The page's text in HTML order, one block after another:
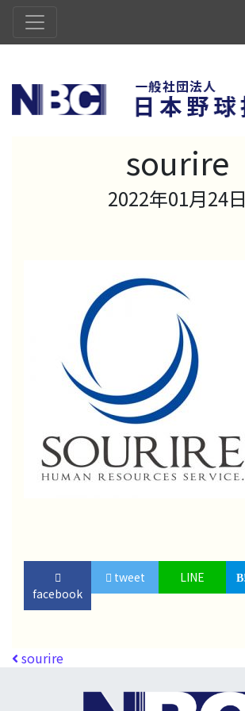
sourire
2022年01月24日
facebook
tweet LINE
投稿ナビゲーション
sourire